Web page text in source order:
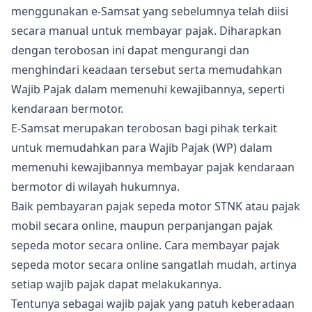
menggunakan e-Samsat yang sebelumnya telah diisi
secara manual untuk membayar pajak. Diharapkan
dengan terobosan ini dapat mengurangi dan
menghindari keadaan tersebut serta memudahkan
Wajib Pajak dalam memenuhi kewajibannya, seperti
kendaraan bermotor.
E-Samsat merupakan terobosan bagi pihak terkait
untuk memudahkan para Wajib Pajak (WP) dalam
memenuhi kewajibannya membayar pajak kendaraan
bermotor di wilayah hukumnya.
Baik pembayaran pajak sepeda motor STNK atau pajak
mobil secara online, maupun perpanjangan pajak
sepeda motor secara online. Cara membayar pajak
sepeda motor secara online sangatlah mudah, artinya
setiap wajib pajak dapat melakukannya.
Tentunya sebagai wajib pajak yang patuh keberadaan